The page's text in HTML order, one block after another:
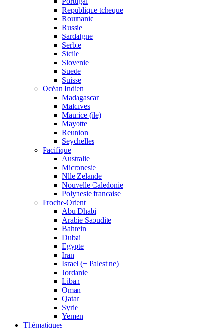
Republique tcheque
Roumanie
Russie
Sardaigne
Serbie
Sicile
Slovenie
Suede
Suisse
Océan Indien
Madagascar
Maldives
Maurice (ile)
Mayotte
Reunion
Seychelles
Pacifique
Australie
Micronesie
Nlle Zelande
Nouvelle Caledonie
Polynesie francaise
Proche-Orient
Abu Dhabi
Arabie Saoudite
Bahrein
Dubai
Egypte
Iran
Israel (+ Palestine)
Jordanie
Liban
Oman
Qatar
Syrie
Yemen
Thématiques